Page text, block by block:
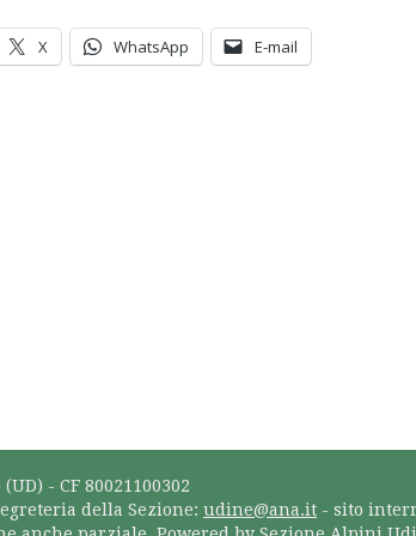
X WhatsApp E-mail
- CF 80021100302
della Sezione: udine@ana.it - sito